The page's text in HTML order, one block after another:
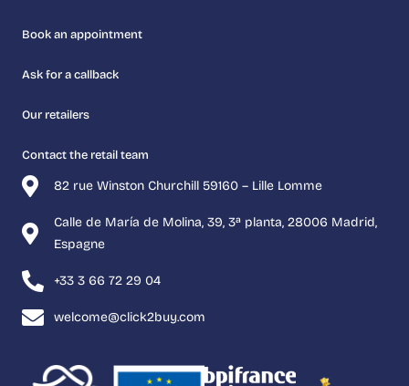
82 rue Winston Churchill 59160 – Lille Lomme
Calle de María de Molina, 39, 3ª planta, 28006 Madrid,
Espagne
+33 3 66 72 29 04
welcome@click2buy.com
Book an appointment
Ask for a callback
Our retailers
Contact the retail team